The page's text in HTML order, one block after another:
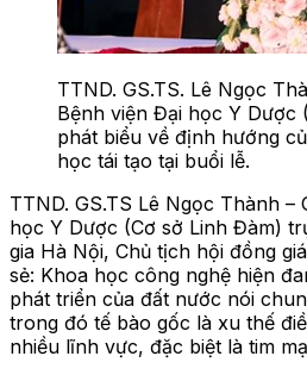
TTND. GS.TS. Lê Ngọc
Bệnh viện Đại học Y Dược
phát biểu về định hướng
học tái tạo tại buổi lễ.
TTND. GS.TS Lê Ngọc Thành –
học Y Dược (Cơ sở Linh Đàm)
gia Hà Nội, Chủ tịch hội đồng
sẻ: Khoa học công nghệ hiện
phát triển của đất nước nói
trong đó tế bào gốc là xu thế
nhiều lĩnh vực, đặc biệt là tim